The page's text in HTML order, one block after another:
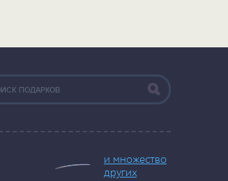
и множество
других